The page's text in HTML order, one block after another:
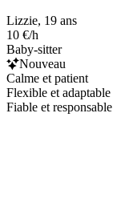
Lizzie, 19 ans
10 €/h
Baby-sitter
Nouveau
Calme et patient
Flexible et adaptable
Fiable et responsable